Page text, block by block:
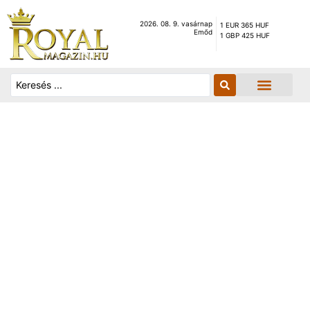
2026. 08. 9. vasárnap
Emőd
1 EUR 365 HUF
1 GBP 425 HUF